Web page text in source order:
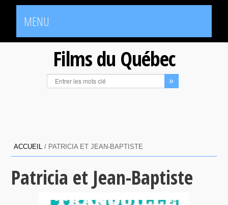
MENU
Films du Québec
ACCUEIL / PATRICIA ET JEAN-BAPTISTE
Patricia et Jean-Baptiste